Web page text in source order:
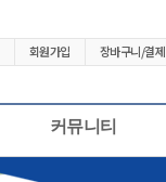
회원가입 장바구니/결제
커뮤니티